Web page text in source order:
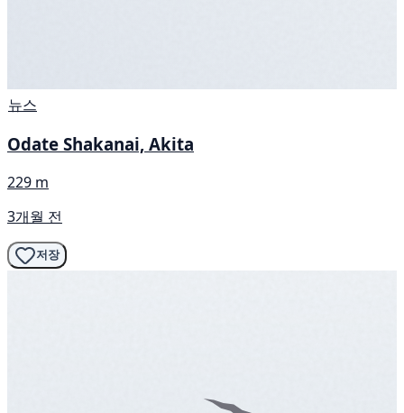
뉴스
Odate Shakanai, Akita
229 m
3개월 전
저장